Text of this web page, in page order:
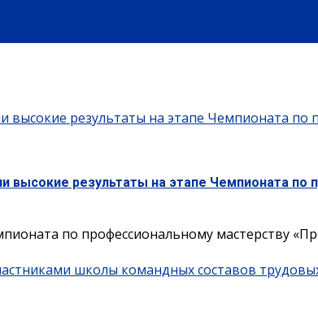
высокие результаты на этапе Чемпионата
высокие результаты на этапе Чемпионата
по профессиональному мастерству
школы командных составов